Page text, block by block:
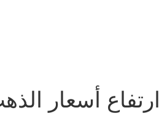
ارتفاع أسعار